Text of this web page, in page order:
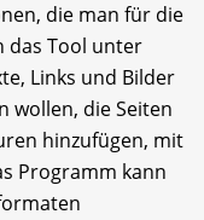
die man für die
das Tool unter
Links und Bilder
wollen, die Seiten
hinzufügen, mit
Programm kann